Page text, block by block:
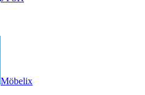
Möbelix